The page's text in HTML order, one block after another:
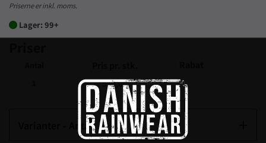
Priserne er inkl. moms.
 Lager: 99+
519,00
Varianter - Antal